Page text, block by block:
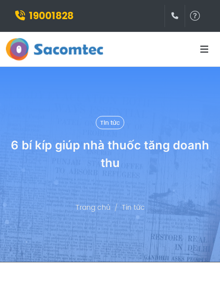
19001828
Tin tức
6 bí kíp giúp nhà thuốc tăng doanh
thu
Trang chủ Tin tức